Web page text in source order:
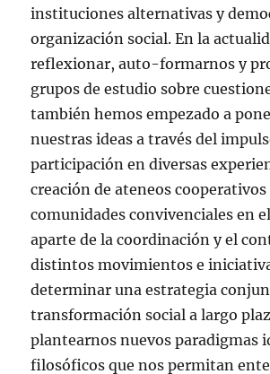
instituciones alternativas y
organización social. En la
reflexionar, auto-formarnos y
grupos de estudio sobre
también hemos empezado a
nuestras ideas a través del
participación en diversas
creación de ateneos
comunidades convivenciales en
aparte de la coordinación y el
distintos movimientos e
determinar una estrategia
transformación social a largo
plantearnos nuevos paradigmas
filosóficos que nos permitan